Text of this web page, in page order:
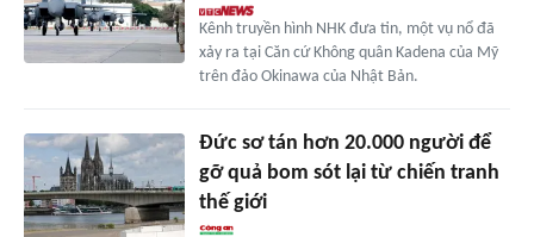
Kênh truyền hình NHK đưa tin, một vụ nổ đã
xảy ra tại Căn cứ Không quân Kadena của Mỹ
trên đảo Okinawa của Nhật Bản.
Đức sơ tán hơn 20.000 người để
gỡ quả bom sót lại từ chiến tranh
thế giới